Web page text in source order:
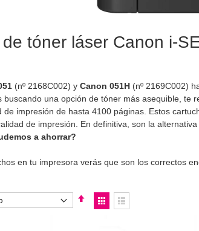
tóner láser Canon i-
(nº 2168C002) y Canon 051H(nº 2169C002)
buscando una opción de tóner más asequible, te
de impresión de hasta 4100 páginas. Estos
de impresión. En definitiva, son la
a ahorrar?
en tu impresora verás que son los correctos
Fijar
Dirección
Ver
como